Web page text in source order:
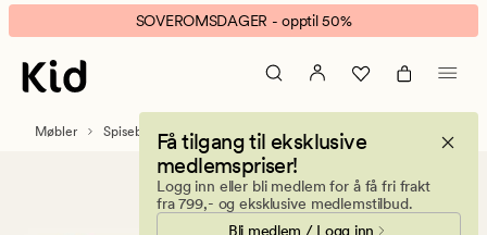
Olea
natur
banner.
Klikk
ESCAPE
SOVEROMSDAGER - opptil 50%
Få tilgang til eksklusive
medlemspriser!
Logg inn eller bli medlem for å få fri frakt
fra 799,- og eksklusive medlemstilbud.
Bli medlem / Logg inn
Møbler Spisebord